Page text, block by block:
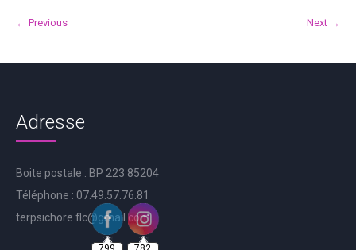
← Previous Next →
Adresse
Boite postale : BP 223 85204
Téléphone : 07.49.57.76.81
terpsichore.flc@gmail.com
799 782